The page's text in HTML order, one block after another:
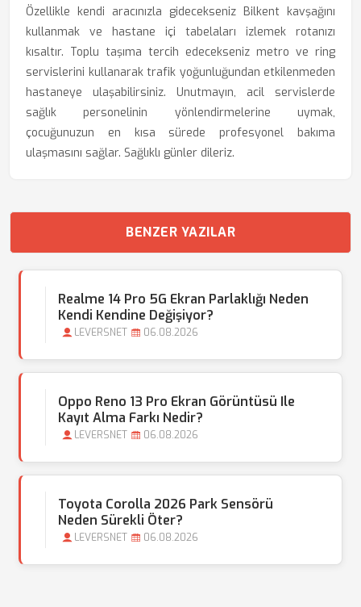
Özellikle kendi aracınızla gidecekseniz Bilkent kavşağını
kullanmak ve hastane içi tabelaları izlemek rotanızı
kısaltır. Toplu taşıma tercih edecekseniz metro ve ring
servislerini kullanarak trafik yoğunluğundan etkilenmeden
hastaneye ulaşabilirsiniz. Unutmayın, acil servislerde
sağlık personelinin yönlendirmelerine uymak,
çocuğunuzun en kısa sürede profesyonel bakıma
ulaşmasını sağlar. Sağlıklı günler dileriz.
BENZER YAZILAR
Realme 14 Pro 5G Ekran Parlaklığı Neden
Kendi Kendine Değişiyor?
LEVERSNET 06.08.2026
Oppo Reno 13 Pro Ekran Görüntüsü Ile
Kayıt Alma Farkı Nedir?
LEVERSNET 06.08.2026
Toyota Corolla 2026 Park Sensörü
Neden Sürekli Öter?
LEVERSNET 06.08.2026